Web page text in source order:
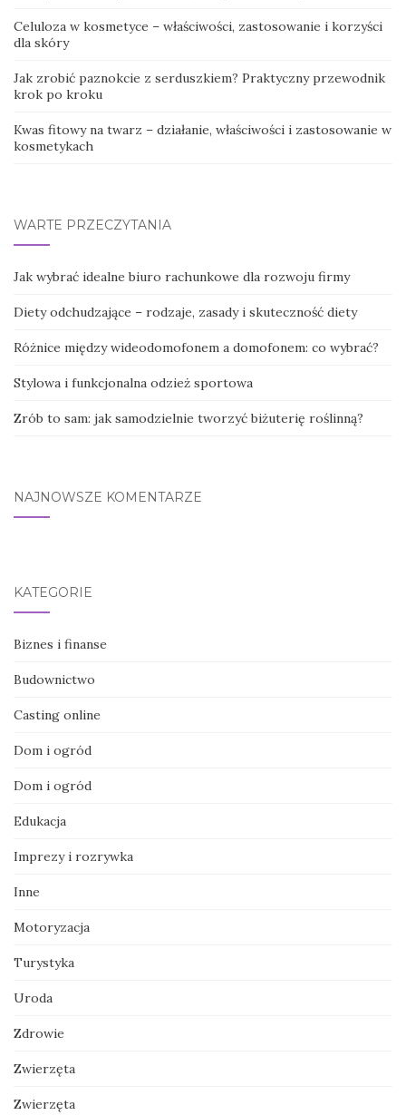
Celuloza w kosmetyce – właściwości, zastosowanie i korzyści
dla skóry
Jak zrobić paznokcie z serduszkiem? Praktyczny przewodnik
krok po kroku
Kwas fitowy na twarz – działanie, właściwości i zastosowanie w
kosmetykach
WARTE PRZECZYTANIA
Jak wybrać idealne biuro rachunkowe dla rozwoju firmy
Diety odchudzające – rodzaje, zasady i skuteczność diety
Różnice między wideodomofonem a domofonem: co wybrać?
Stylowa i funkcjonalna odzież sportowa
Zrób to sam: jak samodzielnie tworzyć biżuterię roślinną?
NAJNOWSZE KOMENTARZE
KATEGORIE
Biznes i finanse
Budownictwo
Casting online
Dom i ogród
Dom i ogród
Edukacja
Imprezy i rozrywka
Inne
Motoryzacja
Turystyka
Uroda
Zdrowie
Zwierzęta
Zwierzęta